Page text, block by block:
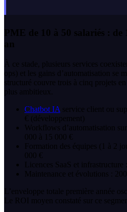
PME de 10 à 50 salariés :
an
À ce stade, plusieurs services
ops) et les gains d’automatisation se
structuré couvre trois à cinq projets
plus ambitieux.
Chatbot IA service client ou
€ (développement)
Workflows d’automatisation
000 à 15 000 €
Formation des équipes (1 à 2
000 €
Licences SaaS et infrastructure
Maintenance et évolutions :
L’enveloppe totale première année
Le ROI moyen constaté sur ce